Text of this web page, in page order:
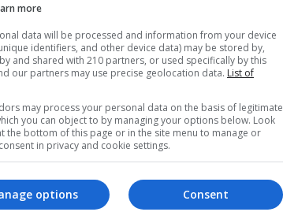
de correos
en Latinoamérica
more
data will be processed and information from your device
identifiers, and other device data) may be stored by,
and shared with 210 partners, or used specifically by this
our partners may use precise geolocation data. List of
may process your personal data on the basis of legitimate
you can object to by managing your options below. Look
the bottom of this page or in the site menu to manage or
in privacy and cookie settings.
Consent
options